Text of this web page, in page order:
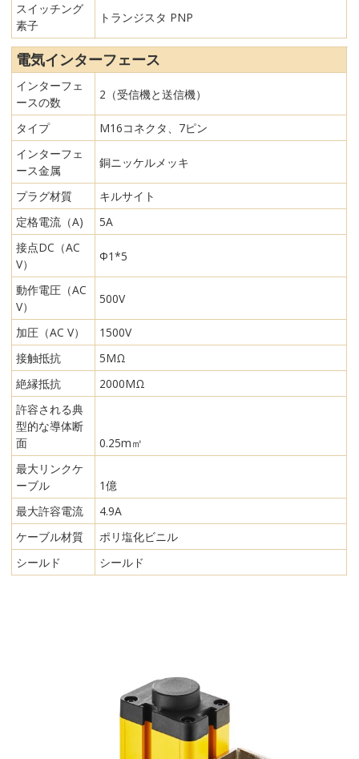
スイッチング
素子
トランジスタ PNP
電気インターフェース
インターフェ
ースの数
2（受信機と送信機）
タイプ
M16コネクタ、7ピン
インターフェ
ース金属
銅ニッケルメッキ
プラグ材質
キルサイト
定格電流（A)
5A
接点DC（AC
V）
Φ1*5
動作電圧（AC
V）
500V
加圧（AC V）
1500V
接触抵抗
5MΩ
絶縁抵抗
2000MΩ
許容される典
型的な導体断
面
0.25m㎡
最大リンクケ
ーブル
1億
最大許容電流
4.9A
ケーブル材質
ポリ塩化ビニル
シールド
シールド